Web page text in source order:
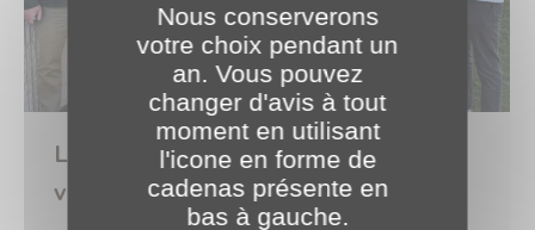
L’intelligence artificielle : un sujet qui
vous parle ? 🚀
Nous conserverons
votre choix pendant un
an. Vous pouvez
changer d'avis à tout
moment en utilisant
l'icone en forme de
cadenas présente en
bas à gauche.